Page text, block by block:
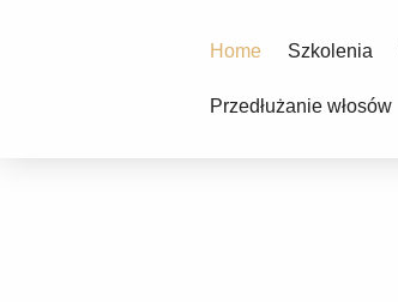
Home Szkolenia
Przedłużanie włosów